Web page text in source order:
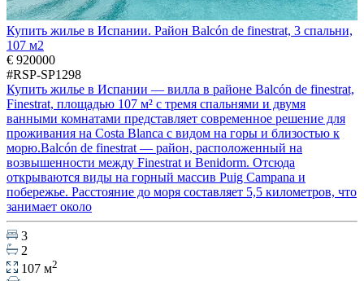
Купить жилье в Испании. Район Balcón de finestrat, 3 спальни,
107 м2
€ 920000
#RSP-SP1298
Купить жилье в Испании — вилла в районе Balcón de finestrat,
Finestrat, площадью 107 м² с тремя спальнями и двумя
ванными комнатами представляет современное решение для
проживания на Costa Blanca с видом на горы и близостью к
морю.Balcón de finestrat — район, расположенный на
возвышенности между Finestrat и Benidorm. Отсюда
открываются виды на горный массив Puig Campana и
побережье. Расстояние до моря составляет 5,5 километров, что
занимает около
3
2
107 м2